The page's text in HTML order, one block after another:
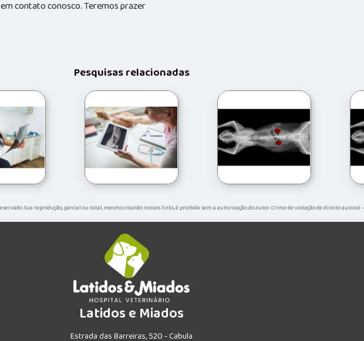
contato conosco. Teremos prazer
Pesquisas relacionadas
Sua reprodução, parcial ou total, mesmo citando nossos links, é proibida sem a autorização do autor. Crime de violação de direito autoral
Latidos e Miados
Estrada das Barreiras, 520 - Cabula